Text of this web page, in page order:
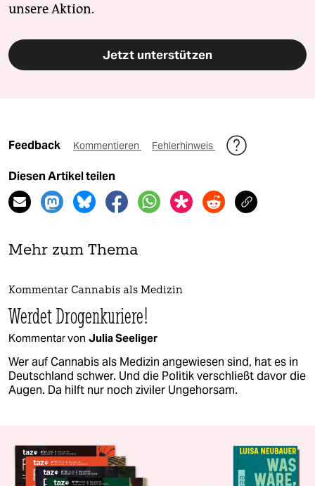
unsere Aktion.
Jetzt unterstützen
Feedback Kommentieren Fehlerhinweis
Diesen Artikel teilen
Mehr zum Thema
Kommentar Cannabis als Medizin
Werdet Drogenkuriere!
Kommentar von Julia Seeliger
Wer auf Cannabis als Medizin angewiesen sind, hat es in
Deutschland schwer. Und die Politik verschließt davor die
Augen. Da hilft nur noch ziviler Ungehorsam.